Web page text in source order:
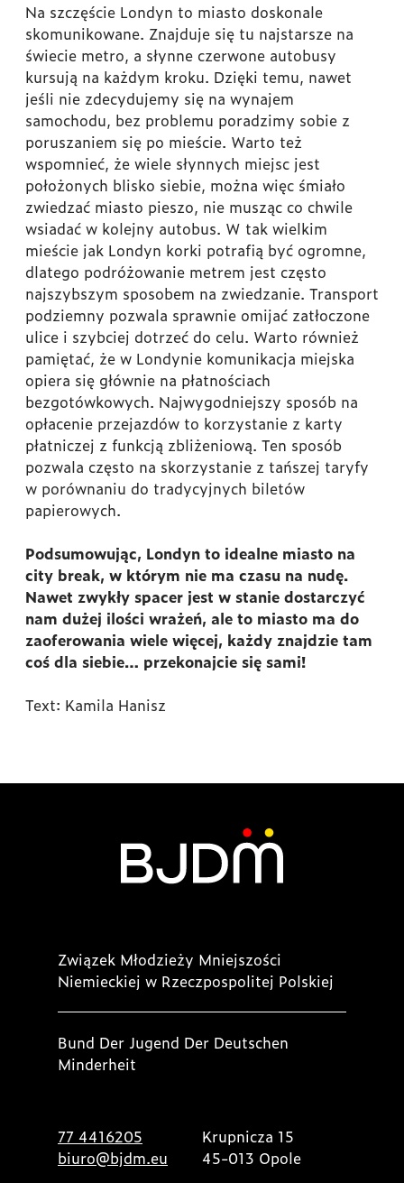
Na szczęście Londyn to miasto doskonale
skomunikowane. Znajduje się tu najstarsze na
świecie metro, a słynne czerwone autobusy
kursują na każdym kroku. Dzięki temu, nawet
jeśli nie zdecydujemy się na wynajem
samochodu, bez problemu poradzimy sobie z
poruszaniem się po mieście. Warto też
wspomnieć, że wiele słynnych miejsc jest
położonych blisko siebie, można więc śmiało
zwiedzać miasto pieszo, nie musząc co chwile
wsiadać w kolejny autobus. W tak wielkim
mieście jak Londyn korki potrafią być ogromne,
dlatego podróżowanie metrem jest często
najszybszym sposobem na zwiedzanie. Transport
podziemny pozwala sprawnie omijać zatłoczone
ulice i szybciej dotrzeć do celu. Warto również
pamiętać, że w Londynie komunikacja miejska
opiera się głównie na płatnościach
bezgotówkowych. Najwygodniejszy sposób na
opłacenie przejazdów to korzystanie z karty
płatniczej z funkcją zbliżeniową. Ten sposób
pozwala często na skorzystanie z tańszej taryfy
w porównaniu do tradycyjnych biletów
papierowych.
Podsumowując, Londyn to idealne miasto na
city break, w którym nie ma czasu na nudę.
Nawet zwykły spacer jest w stanie dostarczyć
nam dużej ilości wrażeń, ale to miasto ma do
zaoferowania wiele więcej, każdy znajdzie tam
coś dla siebie… przekonajcie się sami!
Text: Kamila Hanisz
Związek Młodzieży Mniejszości
Niemieckiej w Rzeczpospolitej Polskiej
Bund Der Jugend Der Deutschen
Minderheit
77 4416205
biuro@bjdm.eu
Krupnicza 15
45-013 Opole